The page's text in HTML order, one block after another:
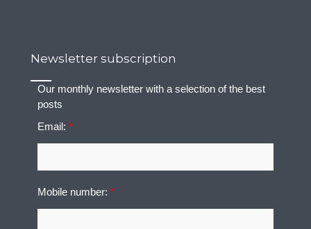
Newsletter subscription
Our monthly newsletter with a selection of the best
posts
Email:*
Mobile number:*